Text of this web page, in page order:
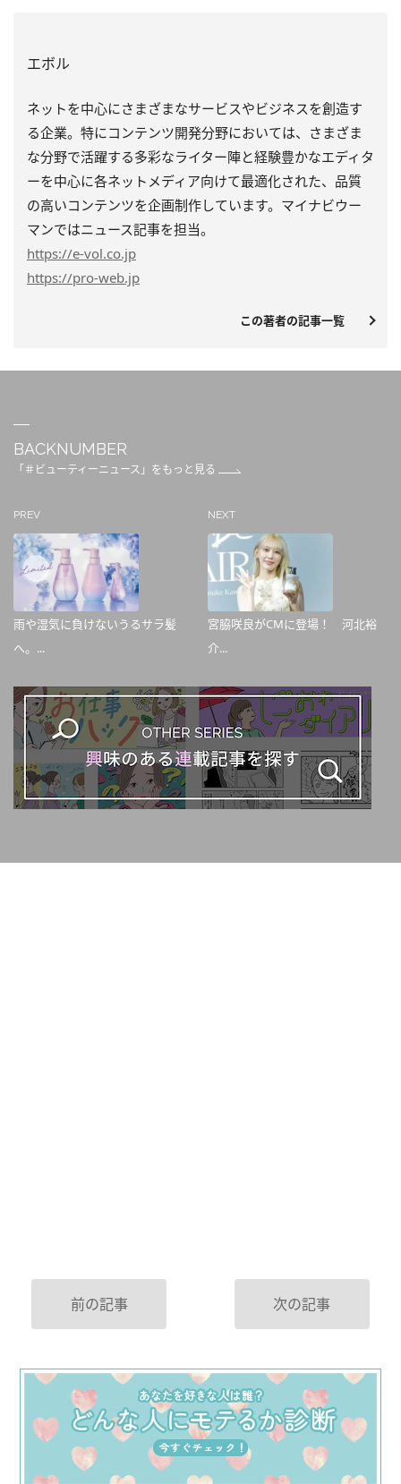
エボル
ネットを中心にさまざまなサービスやビジネスを創造す
る企業。特にコンテンツ開発分野においては、さまざま
な分野で活躍する多彩なライター陣と経験豊かなエディタ
ーを中心に各ネットメディア向けて最適化された、品質
の高いコンテンツを企画制作しています。マイナビウー
マンではニュース記事を担当。
https://e-vol.co.jp
https://pro-web.jp
この著者の記事一覧
BACKNUMBER
「＃ビューティーニュース」をもっと見る
PREV
雨や湿気に負けないうるサラ髪
へ。...
NEXT
宮脇咲良がCMに登場！ 河北裕
介...
前の記事 次の記事